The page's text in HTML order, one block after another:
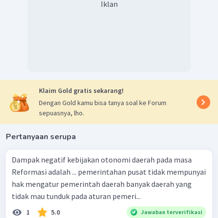
Iklan
Klaim Gold gratis sekarang!
Dengan Gold kamu bisa tanya soal ke Forum
sepuasnya, lho.
Pertanyaan serupa
Dampak negatif kebijakan otonomi daerah pada masa
Reformasi adalah ... pemerintahan pusat tidak mempunyai
hak mengatur pemerintah daerah banyak daerah yang
tidak mau tunduk pada aturan pemeri...
1 5.0 Jawaban terverifikasi